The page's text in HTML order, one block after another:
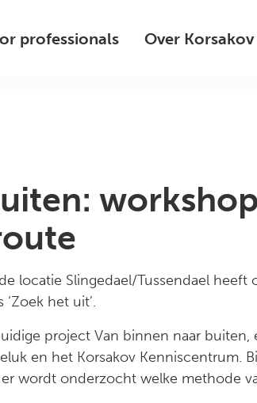
professionals Over Korsakov
locatie Slingedael/Tussendael heeft
het uit’.
project Van binnen naar
en het Korsakov Kenniscentrum.
wordt onderzocht welke methode